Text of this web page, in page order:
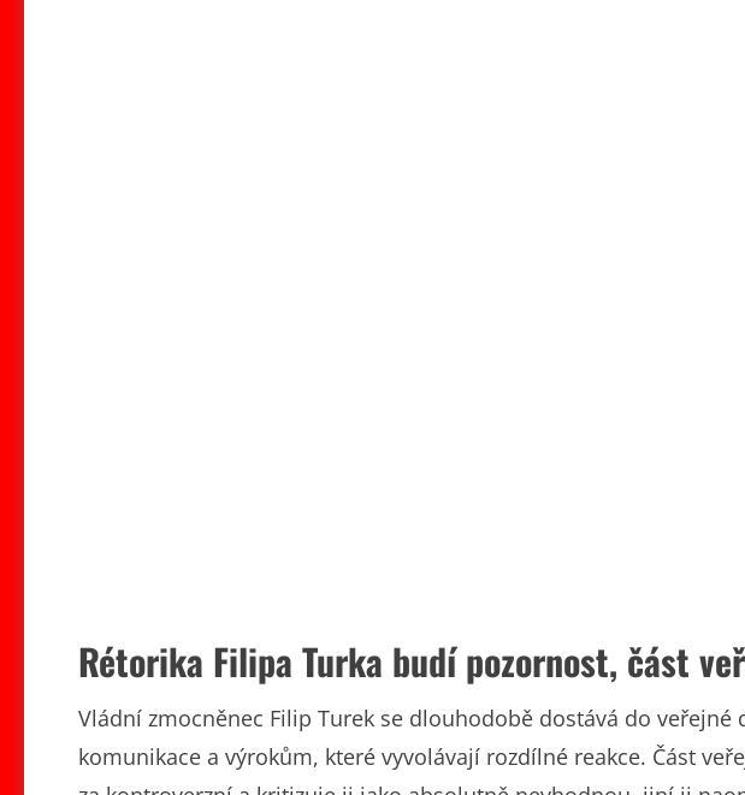
Rétorika Filipa Turka budí pozornost, část
Vládní zmocněnec Filip Turek se dlouhodobě dostává do veřejné
komunikace a výrokům, které vyvolávají rozdílné reakce. Část